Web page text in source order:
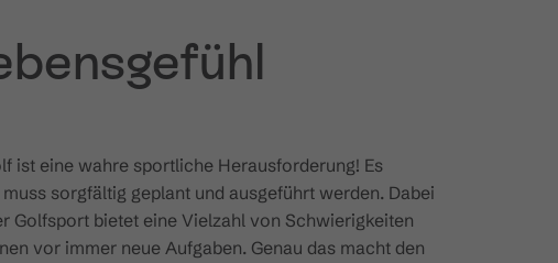
ist eine wahre sportliche Herausforderung! Es
sorgfältig geplant und ausgeführt werden. Dabei
Golfsport bietet eine Vielzahl von Schwierigkeiten
vor immer neue Aufgaben. Genau das macht den